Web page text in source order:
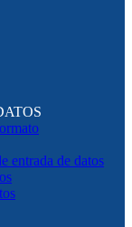
entrada de datos